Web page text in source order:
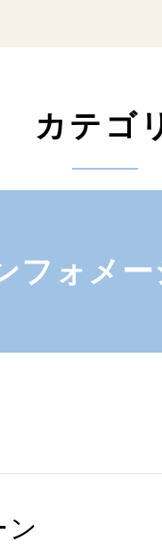
カテゴ
フォメ
ン